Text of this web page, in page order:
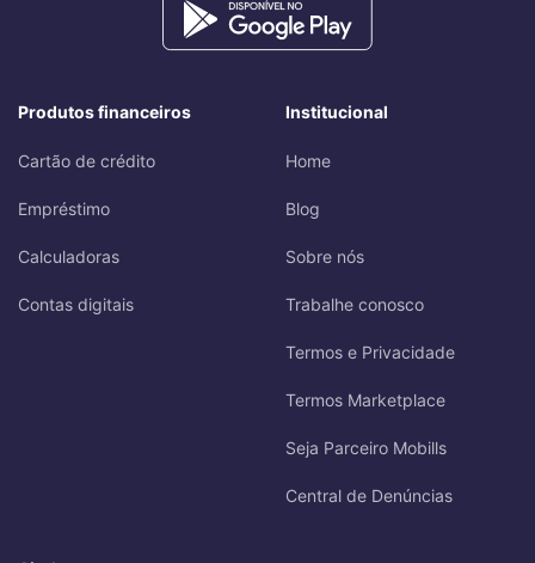
Produtos financeiros
Cartão de crédito
Empréstimo
Calculadoras
Contas digitais
Institucional
Home
Blog
Sobre nós
Trabalhe conosco
Termos e Privacidade
Termos Marketplace
Seja Parceiro Mobills
Central de Denúncias